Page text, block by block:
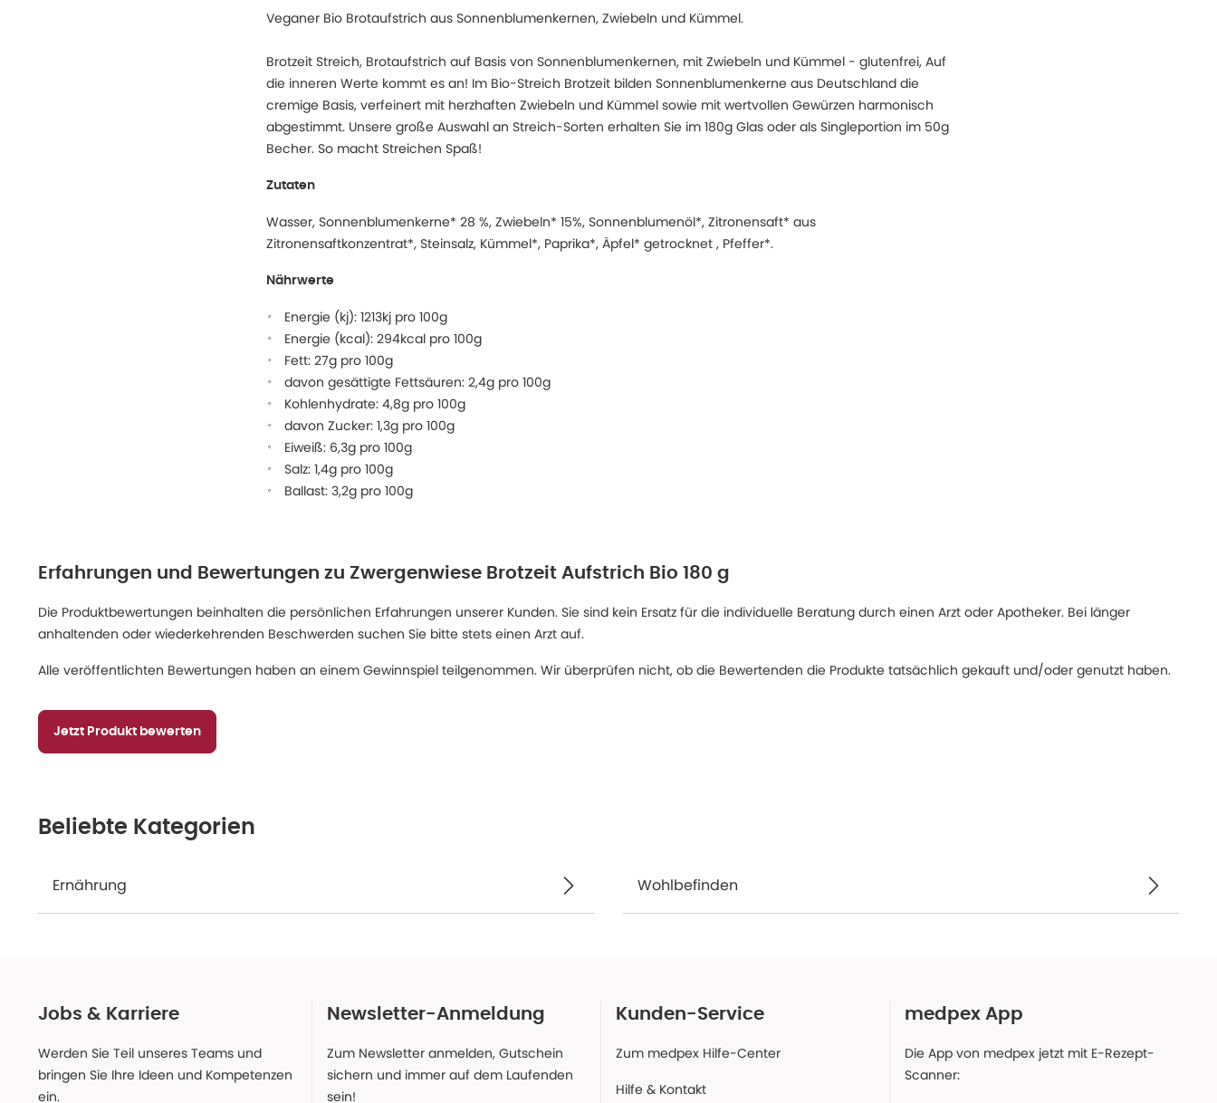
Veganer Bio Brotaufstrich aus Sonnenblumenkernen, Zwiebeln und Kümmel.
Brotzeit Streich, Brotaufstrich auf Basis von Sonnenblumenkernen, mit Zwiebeln und Kümmel - glutenfrei, Auf
die inneren Werte kommt es an! Im Bio-Streich Brotzeit bilden Sonnenblumenkerne aus Deutschland die
cremige Basis, verfeinert mit herzhaften Zwiebeln und Kümmel sowie mit wertvollen Gewürzen harmonisch
abgestimmt. Unsere große Auswahl an Streich-Sorten erhalten Sie im 180g Glas oder als Singleportion im 50g
Becher. So macht Streichen Spaß!
Zutaten
Wasser, Sonnenblumenkerne* 28 %, Zwiebeln* 15%, Sonnenblumenöl*, Zitronensaft* aus
Zitronensaftkonzentrat*, Steinsalz, Kümmel*, Paprika*, Äpfel* getrocknet , Pfeffer*.
Nährwerte
Energie (kj): 1213kj pro 100g
Energie (kcal): 294kcal pro 100g
Fett: 27g pro 100g
davon gesättigte Fettsäuren: 2,4g pro 100g
Kohlenhydrate: 4,8g pro 100g
davon Zucker: 1,3g pro 100g
Eiweiß: 6,3g pro 100g
Salz: 1,4g pro 100g
Ballast: 3,2g pro 100g
Erfahrungen und Bewertungen zu Zwergenwiese Brotzeit Aufstrich Bio 180 g
Die Produktbewertungen beinhalten die persönlichen Erfahrungen unserer Kunden. Sie sind kein Ersatz für die individuelle Beratung durch einen Arzt oder Apotheker. Bei länger
anhaltenden oder wiederkehrenden Beschwerden suchen Sie bitte stets einen Arzt auf.
Alle veröffentlichten Bewertungen haben an einem Gewinnspiel teilgenommen. Wir überprüfen nicht, ob die Bewertenden die Produkte tatsächlich gekauft und/oder genutzt haben.
Jetzt Produkt bewerten
Beliebte Kategorien
Ernährung Wohlbefinden
Jobs & Karriere
Werden Sie Teil unseres Teams und
bringen Sie Ihre Ideen und Kompetenzen
ein.
Newsletter-Anmeldung
Zum Newsletter anmelden, Gutschein
sichern und immer auf dem Laufenden
sein!
Kunden-Service
Zum medpex Hilfe-Center
Hilfe & Kontakt
medpex App
Die App von medpex jetzt mit E-Rezept-
Scanner: